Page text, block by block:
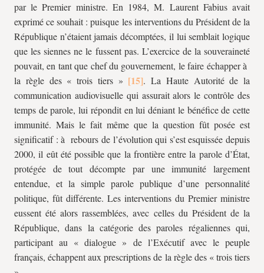
par le Premier ministre. En 1984, M. Laurent Fabius avait
exprimé ce souhait : puisque les interventions du Président de la
République n’étaient jamais décomptées, il lui semblait logique
que les siennes ne le fussent pas. L’exercice de la souveraineté
pouvait, en tant que chef du gouvernement, le faire échapper à
la règle des « trois tiers »
. La Haute Autorité de la
communication audiovisuelle qui assurait alors le contrôle des
temps de parole, lui répondit en lui déniant le bénéfice de cette
immunité. Mais le fait même que la question fût posée est
significatif : à rebours de l’évolution qui s’est esquissée depuis
2000, il eût été possible que la frontière entre la parole d’État,
protégée de tout décompte par une immunité largement
entendue, et la simple parole publique d’une personnalité
politique, fût différente. Les interventions du Premier ministre
eussent été alors rassemblées, avec celles du Président de la
République, dans la catégorie des paroles régaliennes qui,
participant au « dialogue » de l’Exécutif avec le peuple
français, échappent aux prescriptions de la règle des « trois tiers